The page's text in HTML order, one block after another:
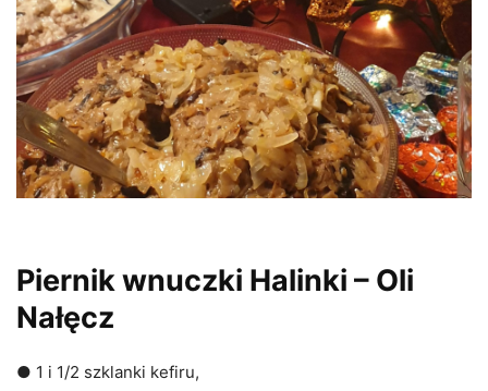
Piernik wnuczki Halinki – Oli
Nałęcz
● 1 i 1/2 szklanki kefiru,